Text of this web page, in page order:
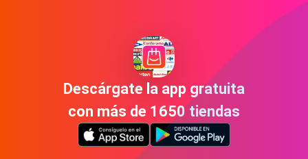
Descárgate la app gratuita
con más de 1650 tiendas